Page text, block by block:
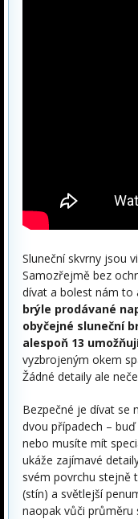
Sluneční skvrny jsou
Samozřejmě bez
dívat a bolest nám to
brýle prodávané
obyčejné sluneční
alespoň 13
vyzbrojeným okem
Žádné detaily ale
Bezpečné je dívat se
dvou případech –
nebo musíte mít
ukáže zajímavé
svém povrchu stejně
(stín) a světlejší
naopak vůči průměru